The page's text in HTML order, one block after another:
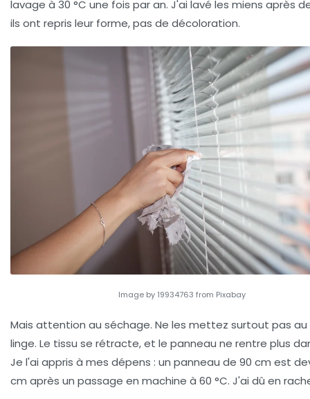
lavage à 30 °C une fois par an. J'ai lavé les miens après
ils ont repris leur forme, pas de décoloration.
Image by 19934763 from Pixabay
Mais attention au séchage. Ne les mettez surtout pas
linge. Le tissu se rétracte, et le panneau ne rentre plus
Je l'ai appris à mes dépens : un panneau de 90 cm est
cm après un passage en machine à 60 °C. J'ai dû en